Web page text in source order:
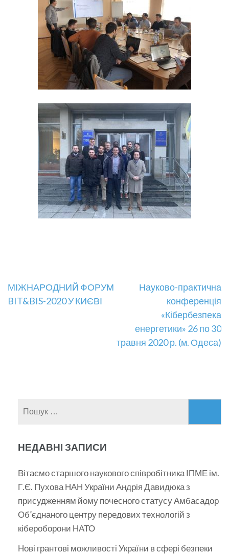
Навігація
записів
МІЖНАРОДНИЙ ФОРУМ
BIT&BIS-2020 У КИЄВІ
Науково-практична
конференція
«Кібербезпека
енергетики» 26 по 30
травня 2020 р. (м. Одеса)
НЕДАВНІ ЗАПИСИ
Вітаємо старшого наукового співробітника ІПМЕ ім.
Г.Є. Пухова НАН України Андрія Давидюка з
присудженням йому почесного статусу Амбасадор
Об’єднаного центру передових технологій з
кібероборони НАТО
Нові грантові можливості України в сфері безпеки